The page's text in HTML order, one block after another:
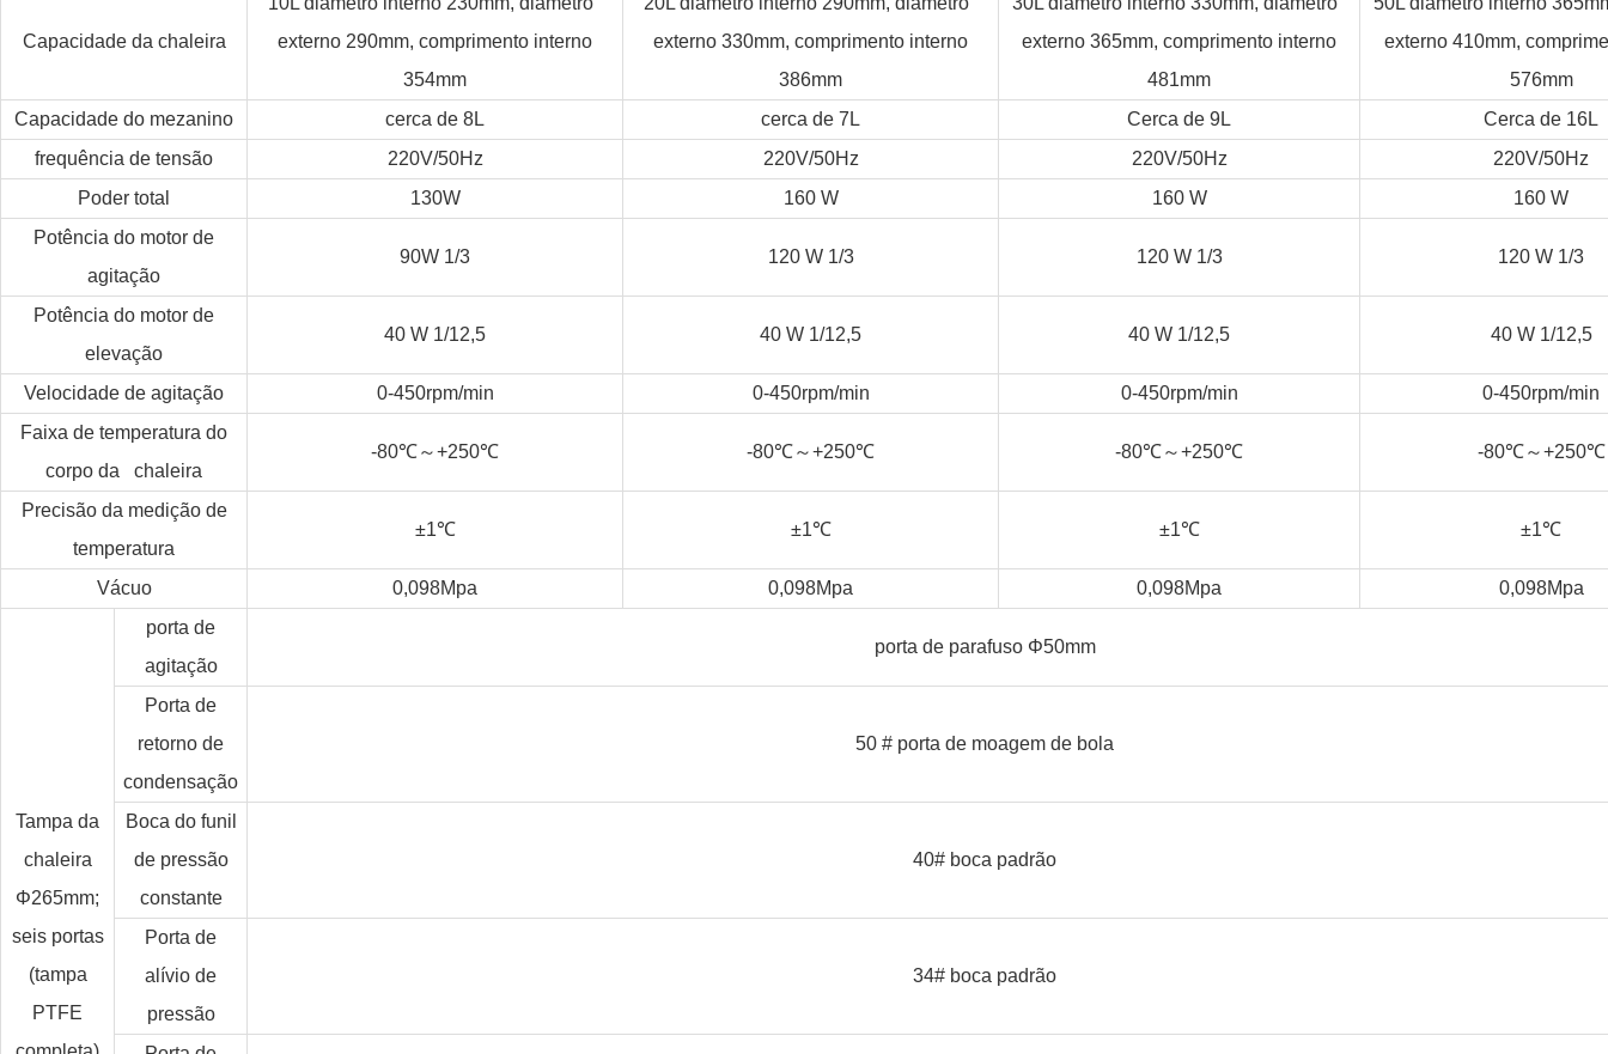
Capacidade da chaleira
externo 290mm, comprimento interno
354mm
externo 330mm, comprimento interno
386mm
externo 365mm, comprimento interno
481mm
externo 410mm,
576mm
Capacidade do mezanino
cerca de 8L cerca de 7L Cerca de 9L
Cerca de 16L
frequência de tensão
220V/50Hz 220V/50Hz 220V/50Hz
220V/50Hz
Poder total
130W 160 W 160 W
160 W
Potência do motor de
agitação
90W 1/3 120 W 1/3 120 W 1/3 120 W 1/3
Potência do motor de
elevação
40 W 1/12,5 40 W 1/12,5 40 W 1/12,5 40 W 1/12,5
Velocidade de agitação 0-450rpm/min 0-450rpm/min 0-450rpm/min
0-450rpm/min
Faixa de temperatura do
corpo da chaleira
-80℃～+250℃ -80℃～+250℃ -80℃～+250℃ -80℃～+250℃
Precisão da medição de
temperatura
±1℃ ±1℃ ±1℃ ±1℃
Vácuo 0,098Mpa 0,098Mpa 0,098Mpa 0,098Mpa
Tampa da
chaleira
Φ265mm;
seis portas
(tampa
PTFE
porta de
agitação
porta de parafuso Φ50mm
Porta de
retorno de
condensação
50 # porta de moagem de bola
Boca do funil
de pressão
constante
40# boca padrão
Porta de
alívio de
pressão
34# boca padrão